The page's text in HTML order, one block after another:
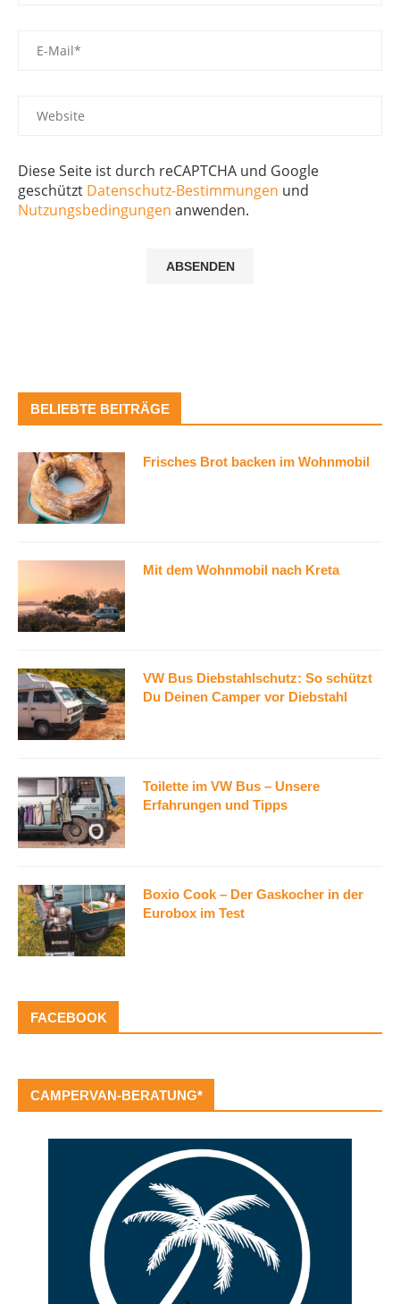
Diese Seite ist durch reCAPTCHA und Google
geschützt Datenschutz-Bestimmungen und
Nutzungsbedingungen anwenden.
BELIEBTE BEITRÄGE
Frisches Brot backen im Wohnmobil
Mit dem Wohnmobil nach Kreta
VW Bus Diebstahlschutz: So schützt
Du Deinen Camper vor Diebstahl
Toilette im VW Bus – Unsere
Erfahrungen und Tipps
Boxio Cook – Der Gaskocher in der
Eurobox im Test
FACEBOOK
CAMPERVAN-BERATUNG*